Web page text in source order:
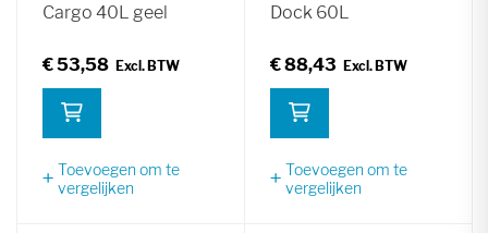
Cargo 40L geel
€ 53,58
Toevoegen om te
vergelijken
Dock 60L
€ 88,43
Toevoegen om te
vergelijken